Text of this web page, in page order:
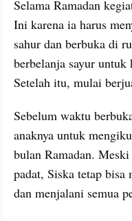
Selama Ramadan
Ini karena ia harus
sahur dan berbuka di
berbelanja sayur untuk
Setelah itu, mulai
Sebelum waktu
anaknya untuk
bulan Ramadan.
padat, Siska tetap bisa
dan menjalani semua